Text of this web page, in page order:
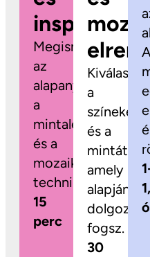
inspiráció
Megismerkedsz
az
alapanyagokkal,
a
és a
mozaikozás
technikájával.
15
perc
a
színeket
és a
mintát,
amely
alapján
dolgozni
fogsz.
30